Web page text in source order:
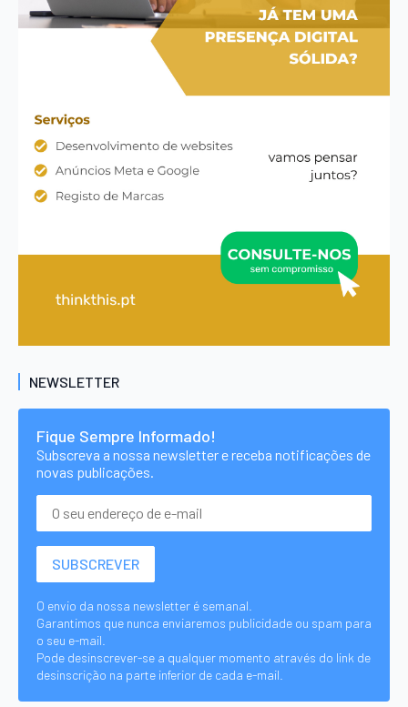
NEWSLETTER
Fique Sempre Informado!
Subscreva a nossa newsletter e receba notificações de
novas publicações.
O envio da nossa newsletter é semanal.
Garantimos que nunca enviaremos publicidade ou spam para
o seu e-mail.
Pode desinscrever-se a qualquer momento através do link de
desinscrição na parte inferior de cada e-mail.